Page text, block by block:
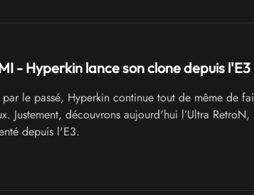
- Hyperkin lance son clone depuis l'E3
le passé, Hyperkin continue tout de même de
Justement, découvrons aujourd'hui l’Ultra RetroN,
depuis l'E3.